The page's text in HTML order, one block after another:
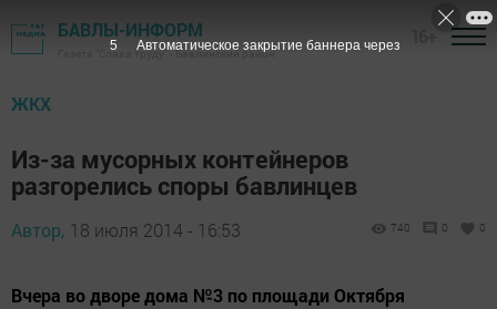
БАВЛЫ-ИНФОРМ
Газета "Слава труду" - Бавлинский район
ЖКХ
Из-за мусорных контейнеров
разгорелись споры бавлинцев
Автор, 18 июля 2014 - 16:53 740 0 0
Вчера во дворе дома №3 по площади Октября
5 Автоматическое закрытие баннера через